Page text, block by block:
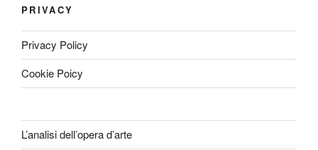
PRIVACY
Privacy Policy
Cookie Poicy
L’analisi dell’opera d’arte